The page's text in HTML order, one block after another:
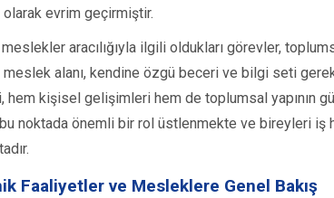
evrim geçirmiştir.
aracılığıyla ilgili oldukları görevler,
meslek alanı, kendine özgü beceri ve bilgi seti
hem kişisel gelişimleri hem de toplumsal yapının
noktada önemli bir rol üstlenmekte ve bireyleri iş
Faaliyetler ve Mesleklere Genel Bakış